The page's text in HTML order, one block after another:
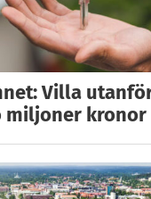
Villa
miljoner kronor